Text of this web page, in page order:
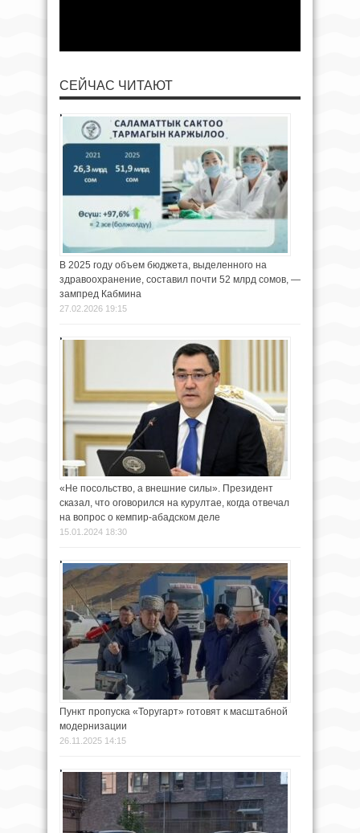
СЕЙЧАС ЧИТАЮТ
В 2025 году объем бюджета, выделенного на
здравоохранение, составил почти 52 млрд сомов, —
зампред Кабмина
27.02.2026 19:15
«Не посольство, а внешние силы». Президент
сказал, что оговорился на курултае, когда отвечал
на вопрос о кемпир-абадском деле
15.01.2024 18:30
Пункт пропуска «Торугарт» готовят к масштабной
модернизации
26.11.2025 14:15